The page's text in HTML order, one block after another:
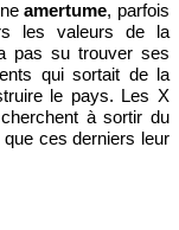
amertume, parfois
les valeurs de la
pas su trouver ses
qui sortait de la
le pays. Les X
à sortir du
ces derniers leur